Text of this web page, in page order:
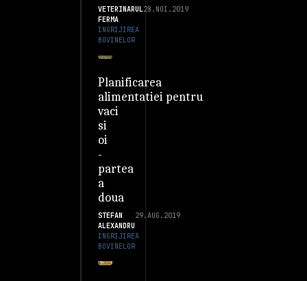
VETERINARUL
FERMA
28.NOI.2019
INGRIJIREA
BOVINELOR
Planificarea
alimentatiei pentru
vaci
si
oi
-
partea
a
doua
STEFAN
ALEXANDRU
29.AUG.2019
INGRIJIREA
BOVINELOR